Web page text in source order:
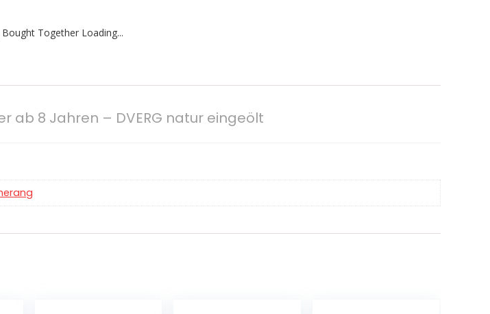
Together Loading...
ab 8 Jahren – DVERG natur eingeölt